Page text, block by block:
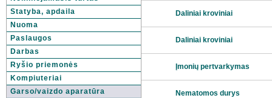
Statyba, apdaila
Nuoma
Paslaugos
Darbas
Ryšio priemonės
Kompiuteriai
Garso/vaizdo aparatūra
Daliniai kroviniai
Daliniai kroviniai
Įmonių pertvarkymas
Nematomos durys